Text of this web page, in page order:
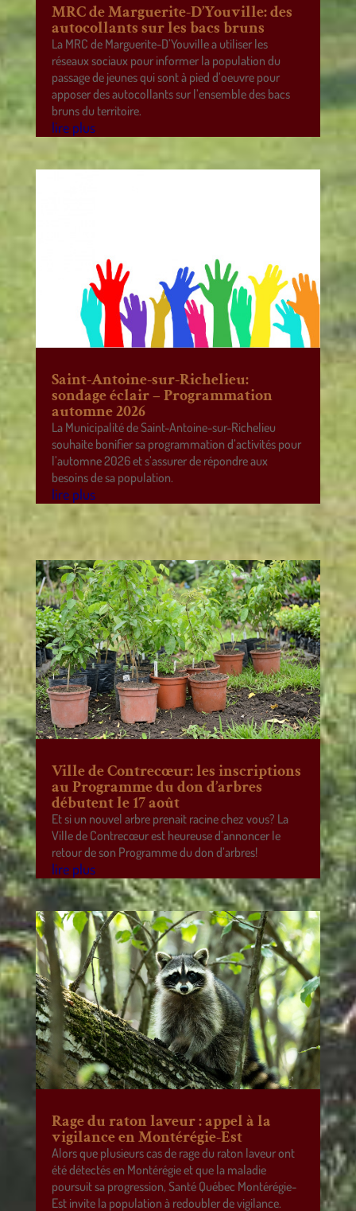
MRC de Marguerite-D’Youville: des
autocollants sur les bacs bruns
La MRC de Marguerite-D’Youville a utiliser les
réseaux sociaux pour informer la population du
passage de jeunes qui sont à pied d’oeuvre pour
apposer des autocollants sur l’ensemble des bacs
bruns du territoire.
lire plus
Saint-Antoine-sur-Richelieu:
sondage éclair – Programmation
automne 2026
La Municipalité de Saint-Antoine-sur-Richelieu
souhaite bonifier sa programmation d’activités pour
l’automne 2026 et s’assurer de répondre aux
besoins de sa population.
lire plus
Ville de Contrecœur: les inscriptions
au Programme du don d’arbres
débutent le 17 août
Et si un nouvel arbre prenait racine chez vous? La
Ville de Contrecœur est heureuse d’annoncer le
retour de son Programme du don d’arbres!
lire plus
Rage du raton laveur : appel à la
vigilance en Montérégie-Est
Alors que plusieurs cas de rage du raton laveur ont
été détectés en Montérégie et que la maladie
poursuit sa progression, Santé Québec Montérégie-
Est invite la population à redoubler de vigilance.